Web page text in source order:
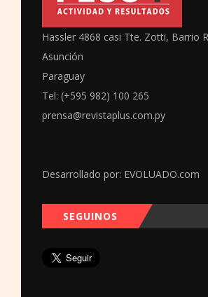
Hassler 4868 casi Tte. Zotti, Barrio
Asunción
Paraguay
Tel: (+595 982) 100 265
prensa@revistaplus.com.py
Desarrollado por: EVOLUADO.com
SEGUINOS